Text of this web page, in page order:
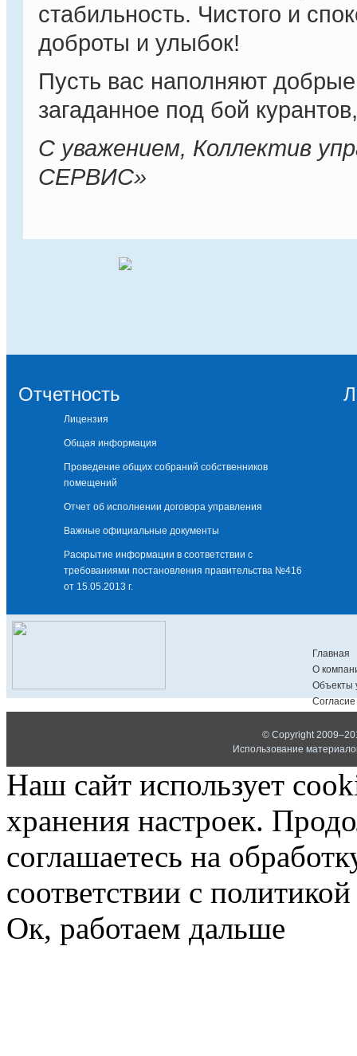
стабильность. Чистого и
доброты и улыбок!
Пусть вас наполняют
загаданное под бой
С уважением, Коллектив
СЕРВИС»
Отчетность
Лицензия
Общая информация
Проведение общих собраний собственников
помещений
Отчет об исполнении договора управления
Важные официальные документы
Раскрытие информации в соответствии с
требованиями постановления правительства №416
от 15.05.2013 г.
Энергоэффективность
Главная
О
Объекты
© Copyright
Использование
Наш сайт использует
хранения настроек.
соглашаетесь на
соответствии с
Ок, работаем дальше